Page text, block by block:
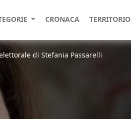
CRONACA TERRITORIO
di Stefania Passarelli